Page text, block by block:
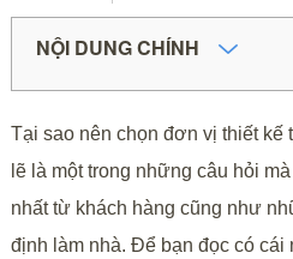
NỘI DUNG CHÍNH
Tại sao nên chọn đơn vị thiết kế
lẽ là một trong những câu hỏi
nhất từ khách hàng cũng như
định làm nhà. Để bạn đọc có cái